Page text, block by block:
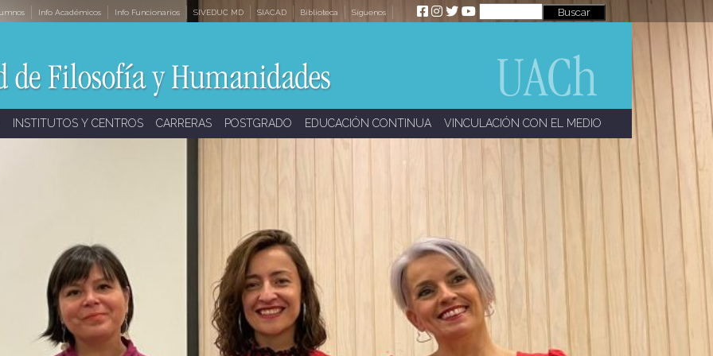
Info Académicos Info Funcionarios SIVEDUC MD SIACAD Biblioteca Síguenos
INSTITUTOS Y CENTROS CARRERAS POSTGRADO EDUCACIÓN CONTINUA VINCULACIÓN CON EL MEDIO